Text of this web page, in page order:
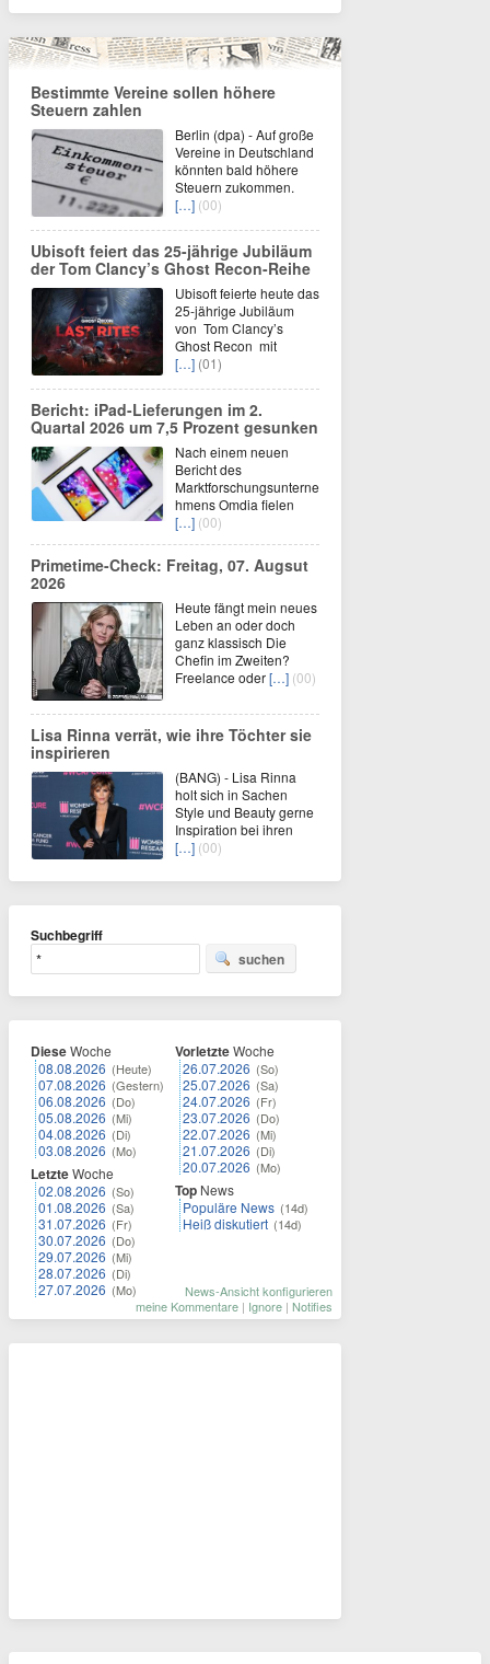
Bestimmte Vereine sollen höhere
Steuern zahlen
Berlin (dpa) - Auf große
Vereine in Deutschland
könnten bald höhere
Steuern zukommen.
[…] (00)
Ubisoft feiert das 25-jährige Jubiläum
der Tom Clancy’s Ghost Recon-Reihe
Ubisoft feierte heute das
25-jährige Jubiläum
von Tom Clancy’s
Ghost Recon mit
[…] (01)
Bericht: iPad-Lieferungen im 2.
Quartal 2026 um 7,5 Prozent gesunken
Nach einem neuen
Bericht des
Marktforschungsunterne
hmens Omdia fielen
[…] (00)
Primetime-Check: Freitag, 07. Augsut
2026
Heute fängt mein neues
Leben an oder doch
ganz klassisch Die
Chefin im Zweiten?
Freelance oder[…] (00)
Lisa Rinna verrät, wie ihre Töchter sie
inspirieren
(BANG) - Lisa Rinna
holt sich in Sachen
Style und Beauty gerne
Inspiration bei ihren
[…] (00)
Suchbegriff
suchen
DieseWoche
08.08.2026 (Heute)
07.08.2026 (Gestern)
06.08.2026 (Do)
05.08.2026 (Mi)
04.08.2026 (Di)
03.08.2026 (Mo)
LetzteWoche
02.08.2026 (So)
01.08.2026 (Sa)
31.07.2026 (Fr)
30.07.2026 (Do)
29.07.2026 (Mi)
28.07.2026 (Di)
27.07.2026 (Mo)
VorletzteWoche
26.07.2026 (So)
25.07.2026 (Sa)
24.07.2026 (Fr)
23.07.2026 (Do)
22.07.2026 (Mi)
21.07.2026 (Di)
20.07.2026 (Mo)
Top News
Populäre News (14d)
Heiß diskutiert (14d)
News-Ansicht konfigurieren
meine Kommentare | Ignore | Notifies